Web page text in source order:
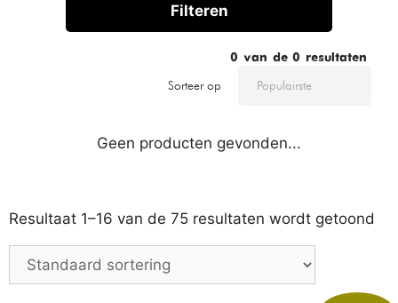
Filteren
0 van de 0 resultaten
Sorteer op
Geen producten gevonden...
Resultaat 1–16 van de 75 resultaten wordt getoond